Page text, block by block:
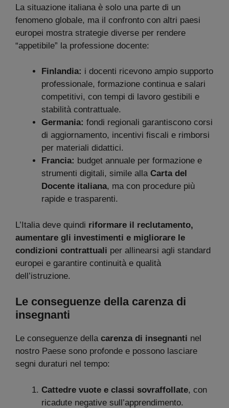
La situazione italiana è solo una parte di un
fenomeno globale, ma il confronto con altri paesi
europei mostra strategie diverse per rendere
“appetibile” la professione docente:
Finlandia: i docenti ricevono ampio supporto
professionale, formazione continua e salari
competitivi, con tempi di lavoro gestibili e
stabilità contrattuale.
Germania: fondi regionali garantiscono corsi
di aggiornamento, incentivi fiscali e rimborsi
per materiali didattici.
Francia: budget annuale per formazione e
strumenti digitali, simile alla Carta del
Docente italiana, ma con procedure più
rapide e trasparenti.
L’Italia deve quindi riformare il reclutamento,
aumentare gli investimenti e migliorare le
condizioni contrattuali per allinearsi agli standard
europei e garantire continuità e qualità
dell’istruzione.
Le conseguenze della carenza di
insegnanti
Le conseguenze della carenza di insegnanti nel
nostro Paese sono profonde e possono lasciare
segni duraturi nel tempo:
Cattedre vuote e classi sovraffollate, con
ricadute negative sull’apprendimento.